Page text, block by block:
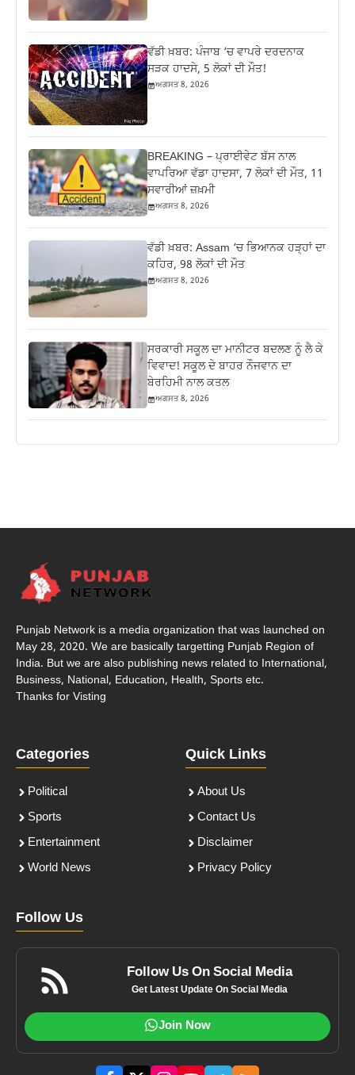
ਵੱਡੀ ਖ਼ਬਰ: ਪੰਜਾਬ ‘ਚ ਵਾਪਰੇ ਦਰਦਨਾਕ
ਸੜਕ ਹਾਦਸੇ, 5 ਲੋਕਾਂ ਦੀ ਮੌਤ!
ਅਗਸਤ 8, 2026
BREAKING – ਪ੍ਰਾਈਵੇਟ ਬੱਸ ਨਾਲ
ਵਾਪਰਿਆ ਵੱਡਾ ਹਾਦਸਾ, 7 ਲੋਕਾਂ ਦੀ ਮੌਤ, 11
ਸਵਾਰੀਆਂ ਜ਼ਖ਼ਮੀ
ਅਗਸਤ 8, 2026
ਵੱਡੀ ਖ਼ਬਰ: Assam ‘ਚ ਭਿਆਨਕ ਹੜ੍ਹਾਂ ਦਾ
ਕਹਿਰ, 98 ਲੋਕਾਂ ਦੀ ਮੌਤ
ਅਗਸਤ 8, 2026
ਸਰਕਾਰੀ ਸਕੂਲ ਦਾ ਮਾਨੀਟਰ ਬਦਲਣ ਨੂੰ ਲੈ ਕੇ
ਵਿਵਾਦ! ਸਕੂਲ ਦੇ ਬਾਹਰ ਨੌਜਵਾਨ ਦਾ
ਬੇਰਹਿਮੀ ਨਾਲ ਕਤਲ
ਅਗਸਤ 8, 2026
Punjab Network is a media organization that was launched on
May 28, 2020. We are basically targetting Punjab Region of
India. But we are also publishing news related to International,
Business, National, Education, Health, Sports etc.
Thanks for Visting
Categories
Political
Sports
Entertainment
World News
Quick Links
About Us
Contact Us
Disclaimer
Privacy Policy
Follow Us
Follow Us On Social Media
Get Latest Update On Social Media
Join Now